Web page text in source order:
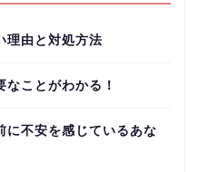
理由と対処方法
ことがわかる！
に不安を感じているあな